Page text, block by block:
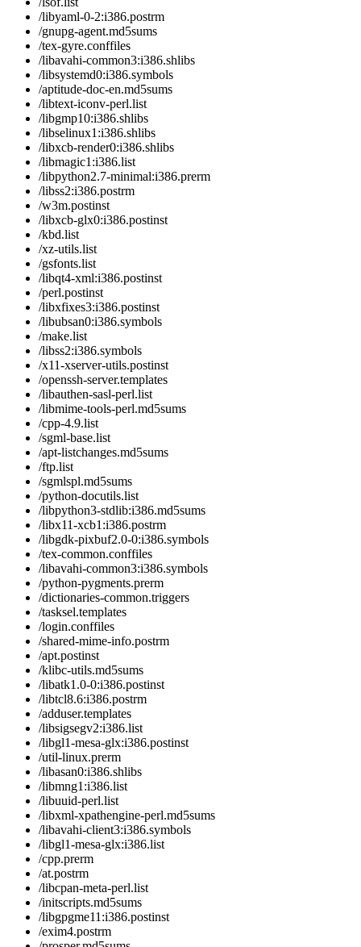
/libyaml-0-2:i386.postrm
/gnupg-agent.md5sums
/tex-gyre.conffiles
/libavahi-common3:i386.shlibs
/libsystemd0:i386.symbols
/aptitude-doc-en.md5sums
/libtext-iconv-perl.list
/libgmp10:i386.shlibs
/libselinux1:i386.shlibs
/libxcb-render0:i386.shlibs
/libmagic1:i386.list
/libpython2.7-minimal:i386.prerm
/libss2:i386.postrm
/w3m.postinst
/libxcb-glx0:i386.postinst
/kbd.list
/xz-utils.list
/gsfonts.list
/libqt4-xml:i386.postinst
/perl.postinst
/libxfixes3:i386.postinst
/libubsan0:i386.symbols
/make.list
/libss2:i386.symbols
/x11-xserver-utils.postinst
/openssh-server.templates
/libauthen-sasl-perl.list
/libmime-tools-perl.md5sums
/cpp-4.9.list
/sgml-base.list
/apt-listchanges.md5sums
/ftp.list
/sgmlspl.md5sums
/python-docutils.list
/libpython3-stdlib:i386.md5sums
/libx11-xcb1:i386.postrm
/libgdk-pixbuf2.0-0:i386.symbols
/tex-common.conffiles
/libavahi-common3:i386.symbols
/python-pygments.prerm
/dictionaries-common.triggers
/tasksel.templates
/login.conffiles
/shared-mime-info.postrm
/apt.postinst
/klibc-utils.md5sums
/libatk1.0-0:i386.postinst
/libtcl8.6:i386.postrm
/adduser.templates
/libsigsegv2:i386.list
/libgl1-mesa-glx:i386.postinst
/util-linux.prerm
/libasan0:i386.shlibs
/libmng1:i386.list
/libuuid-perl.list
/libxml-xpathengine-perl.md5sums
/libavahi-client3:i386.symbols
/libgl1-mesa-glx:i386.list
/cpp.prerm
/at.postrm
/libcpan-meta-perl.list
/initscripts.md5sums
/libgpgme11:i386.postinst
/exim4.postrm